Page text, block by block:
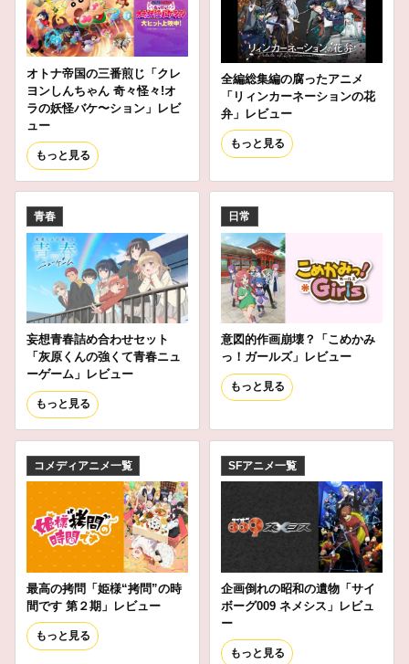
オトナ帝国の三番煎じ「クレ
ヨンしんちゃん 奇々怪々!オ
ラの妖怪バケ〜ション」レビ
ュー
もっと見る
全編総集編の腐ったアニメ
「リィンカーネーションの花
弁」レビュー
もっと見る
青春
妄想青春詰め合わせセット
「灰原くんの強くて青春ニュ
ーゲーム」レビュー
もっと見る
日常
意図的作画崩壊？「こめかみ
っ！ガールズ」レビュー
もっと見る
コメディアニメ一覧
最高の拷問「姫様“拷問”の時
間です 第２期」レビュー
もっと見る
SFアニメ一覧
企画倒れの昭和の遺物「サイ
ボーグ009 ネメシス」レビュ
ー
もっと見る